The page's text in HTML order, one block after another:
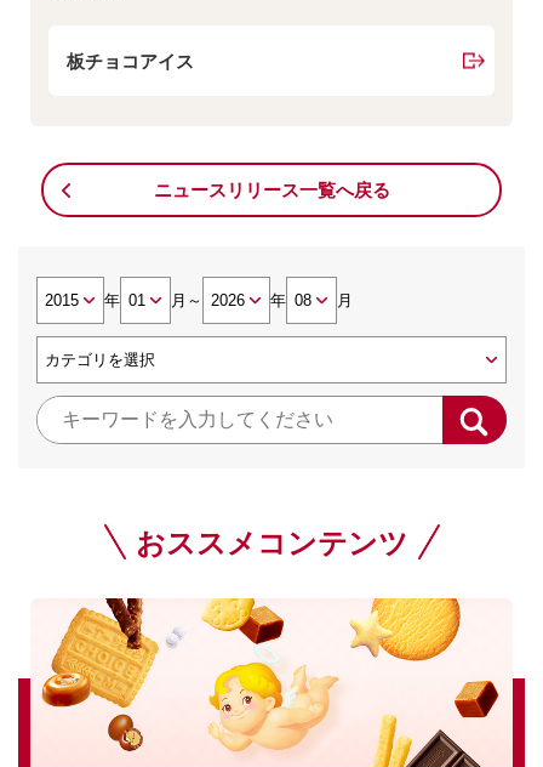
板チョコアイス
ニュースリリース一覧へ戻る
年 月 ～ 年 月
おススメコンテンツ